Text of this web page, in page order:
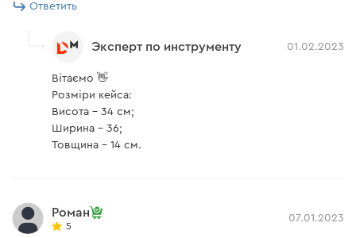
Ответить
Эксперт по инструменту 01.02.2023
Вітаємо 👋
Розміри кейса:
Висота – 34 см;
Ширина – 36;
Товщина – 14 см.
Роман
5
07.01.2023